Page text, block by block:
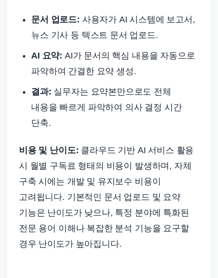
문서 업로드: 사용자가 AI 시스템에 보고서,
뉴스 기사 등 텍스트 문서 업로드.
AI 요약: AI가 문서의 핵심 내용을 자동으로
파악하여 간결한 요약 생성.
결과: 실무자는 요약본만으로도 전체
내용을 빠르게 파악하여 의사 결정 시간
단축.
비용 및 난이도: 클라우드 기반 AI 서비스 활용
시 월별 구독료 형태의 비용이 발생하며, 자체
구축 시에는 개발 및 유지보수 비용이
고려됩니다. 기본적인 문서 업로드 및 요약
기능은 난이도가 낮으나, 특정 분야에 특화된
전문 용어 이해나 복잡한 분석 기능을 요구할
경우 난이도가 높아집니다.